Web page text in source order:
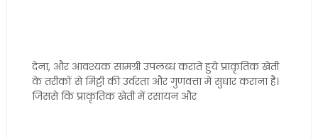
देना, और आवश्यक सामग्री उपलब्ध कराते हुये प्राकृतिक खेती
के तरीकों से मिट्टी की उर्वरता और गुणवत्ता में सुधार कराना है।
जिससे कि प्राकृतिक खेती में रसायन और